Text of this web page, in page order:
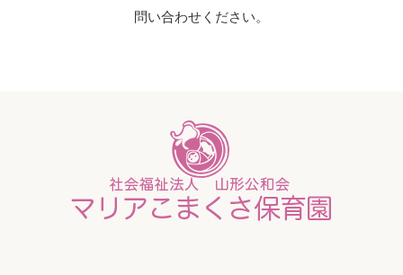
問い合わせください。